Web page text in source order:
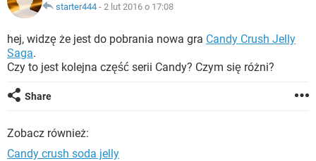
WINDOWS 10
INSTAGRAM
WINDOWS 10
GRY WHATSAPP
INSTAGRAM
COVID-19
GRY WHATSAPP
SPOTIFY NETFLIX
INSTAGRAM
starter444 - 2 lut 2016 o 17:08
hej, widzę że jest do pobrania nowa gra Candy Crush Jelly
Saga.
Czy to jest kolejna część serii Candy? Czym się różni?
Share
Zobacz również:
Candy crush soda jelly